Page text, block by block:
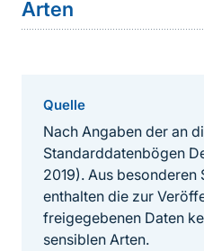
Arten
Quelle
Nach Angaben der an
Standarddatenbögen
2019). Aus besonderen
enthalten die zur
freigegebenen Daten
sensiblen Arten.